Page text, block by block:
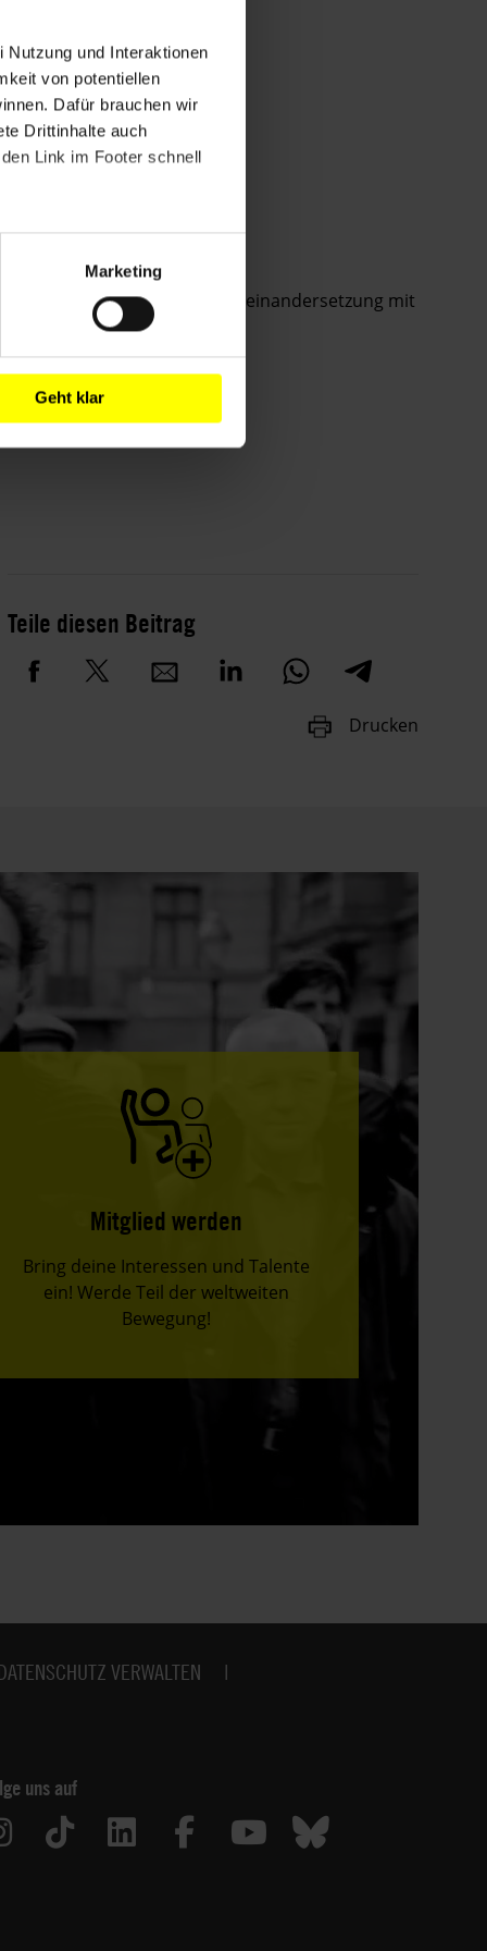
Nutzung und Interaktionen
von potentiellen
Dafür brauchen wir
Drittinhalte auch
Link im Footer schnell
Marketing
Geht klar
soll Anregungen für die Auseinandersetzung mit
geben.Mehr Infos!
Teile diesen Beitrag
Drucken
Mitglied werden
Bring deine Interessen und Talente
ein! Werde Teil der weltweiten
Bewegung!
VERWALTEN
uns auf